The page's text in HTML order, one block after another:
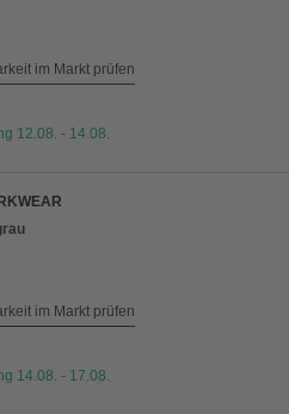
im Markt prüfen
12.08. - 14.08.
im Markt prüfen
14.08. - 17.08.